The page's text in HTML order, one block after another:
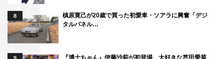
んなことしてるのに、それでも新鮮やったんですね。今回
はあずきも自分の加減で作れるものでしたし。
ともこ：「こうやったら時短でできるんや」とか、勉強に
なりましたよね。
8
槙原寛己が20歳で買った初愛車・ソアラに興奮「デジ
タルパネル…
9
『博士ちゃん』伊藤沙莉が初登場 大好きな芦田愛菜